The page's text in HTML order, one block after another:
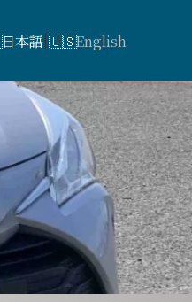
English
日本語